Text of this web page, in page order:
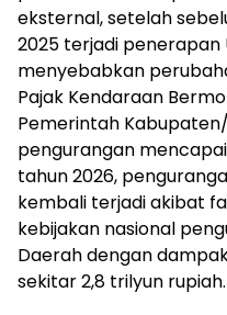
eksternal, setelah
2025 terjadi penerapan
menyebabkan
Pajak Kendaraan
Pemerintah
pengurangan
tahun 2026,
kembali terjadi akibat
kebijakan nasional
Daerah dengan
sekitar 2,8 trilyun rupiah.